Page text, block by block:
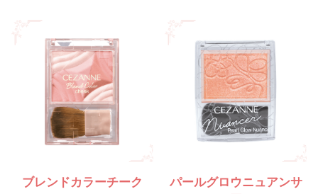
ブレンドカラーチーク
パールグロウニュアンサ